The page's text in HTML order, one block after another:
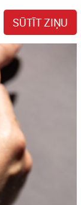
SŪTĪT ZIŅU